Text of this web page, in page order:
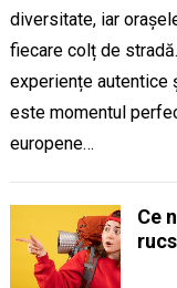
diversitate, iar
fiecare colț de
experiențe autentice
este momentul
europene…
Ce